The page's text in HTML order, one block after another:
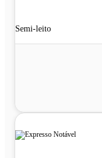
Semi-leito